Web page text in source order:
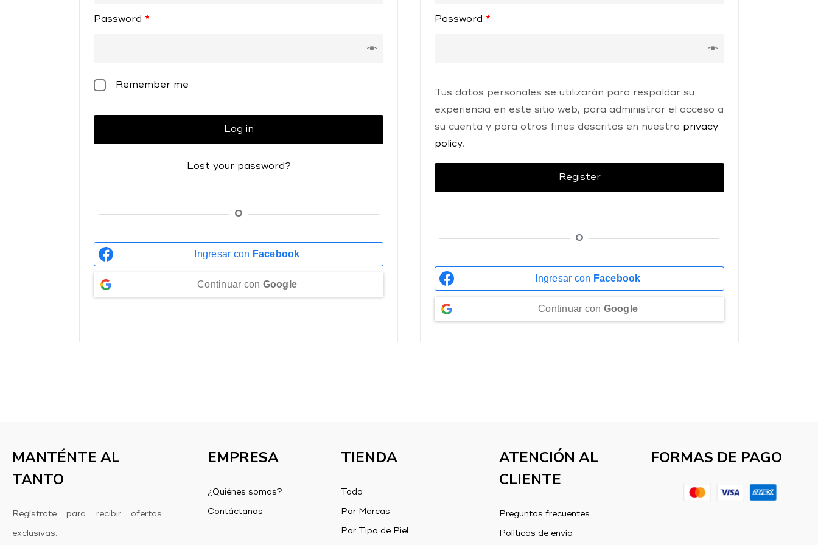
Password *
Remember me
Log in
Lost your password?
O
Ingresar con Facebook
Continuar con Google
Password *
Tus datos personales se utilizarán para respaldar su
experiencia en este sitio web, para administrar el acceso a
su cuenta y para otros fines descritos en nuestra privacy
policy.
Register
O
Ingresar con Facebook
Continuar con Google
MANTÉNTE AL
TANTO
Regístrate para recibir ofertas
exclusivas.
EMPRESA
¿Quiénes somos?
Contáctanos
TIENDA
Todo
Por Marcas
Por Tipo de Piel
ATENCIÓN AL
CLIENTE
Preguntas frecuentes
Políticas de envío
FORMAS DE PAGO